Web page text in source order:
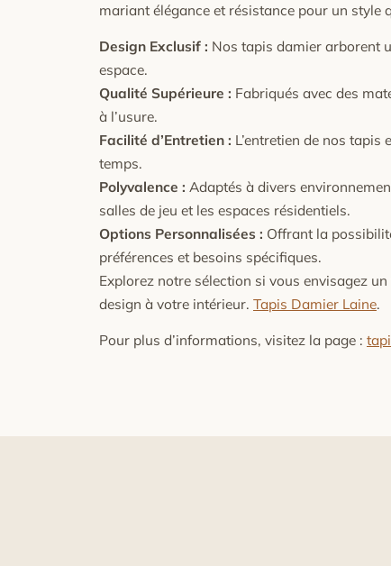
mariant élégance et résistance pour un style
Design Exclusif : Nos tapis damier arborent
espace.
Qualité Supérieure : Fabriqués avec des
à l’usure.
Facilité d’Entretien : L’entretien de nos
temps.
Polyvalence : Adaptés à divers
salles de jeu et les espaces résidentiels.
Options Personnalisées : Offrant la
préférences et besoins spécifiques.
Explorez notre sélection si vous envisagez
design à votre intérieur. Tapis Damier Laine.
Pour plus d’informations, visitez la page :